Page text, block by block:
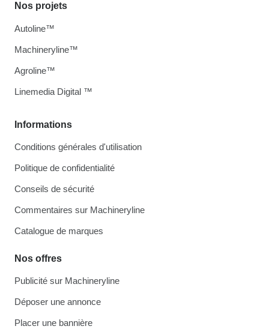
Informations
Conditions générales d'utilisation
Politique de confidentialité
Conseils de sécurité
Commentaires sur Machineryline
Catalogue de marques
Nos offres
Publicité sur Machineryline
Déposer une annonce
Placer une bannière
Nos projets
Autoline™
Machineryline™
Agroline™
Linemedia Digital ™